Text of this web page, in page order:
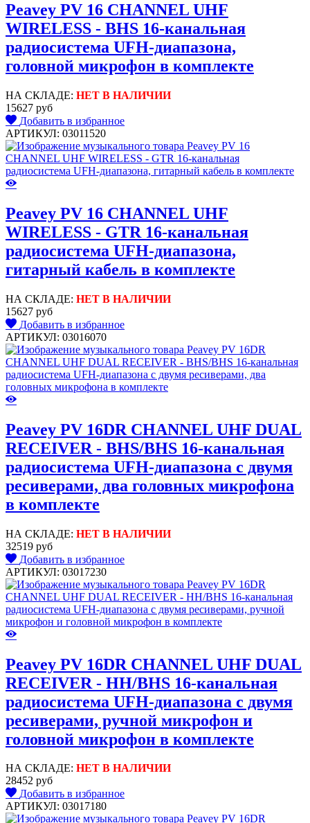
Peavey PV 16 CHANNEL UHF
WIRELESS - BHS 16-канальная
радиосистема UFH-диапазона,
головной микрофон в комплекте
НА СКЛАДЕ: НЕТ В НАЛИЧИИ
15627 руб
Добавить в избранное
АРТИКУЛ: 03011520
Peavey PV 16 CHANNEL UHF
WIRELESS - GTR 16-канальная
радиосистема UFH-диапазона,
гитарный кабель в комплекте
НА СКЛАДЕ: НЕТ В НАЛИЧИИ
15627 руб
Добавить в избранное
АРТИКУЛ: 03016070
Peavey PV 16DR CHANNEL UHF DUAL
RECEIVER - BHS/BHS 16-канальная
радиосистема UFH-диапазона с двумя
ресиверами, два головных микрофона
в комплекте
НА СКЛАДЕ: НЕТ В НАЛИЧИИ
32519 руб
Добавить в избранное
АРТИКУЛ: 03017230
Peavey PV 16DR CHANNEL UHF DUAL
RECEIVER - HH/BHS 16-канальная
радиосистема UFH-диапазона с двумя
ресиверами, ручной микрофон и
головной микрофон в комплекте
НА СКЛАДЕ: НЕТ В НАЛИЧИИ
28452 руб
Добавить в избранное
АРТИКУЛ: 03017180